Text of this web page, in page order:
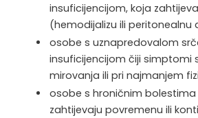
insuficijencijom, koja
(hemodijalizu ili peritonealnu
osobe s uznapredovalom
insuficijencijom čiji simptomi
mirovanja ili pri najmanjem
osobe s hroničnim bolestima
zahtijevaju povremenu ili